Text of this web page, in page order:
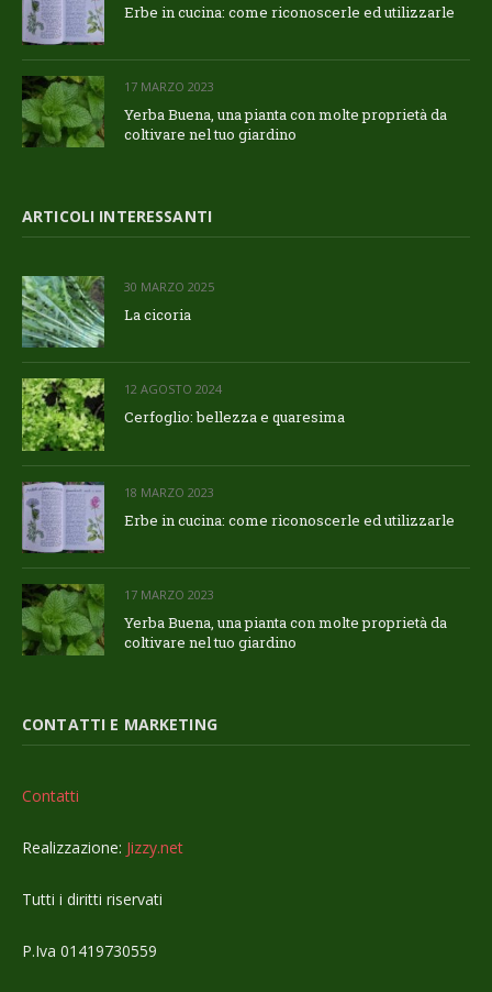
Erbe in cucina: come riconoscerle ed utilizzarle
17 MARZO 2023
Yerba Buena, una pianta con molte proprietà da
coltivare nel tuo giardino
ARTICOLI INTERESSANTI
30 MARZO 2025
La cicoria
12 AGOSTO 2024
Cerfoglio: bellezza e quaresima
18 MARZO 2023
Erbe in cucina: come riconoscerle ed utilizzarle
17 MARZO 2023
Yerba Buena, una pianta con molte proprietà da
coltivare nel tuo giardino
CONTATTI E MARKETING
Contatti
Realizzazione: Jizzy.net
Tutti i diritti riservati
P.Iva 01419730559